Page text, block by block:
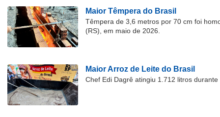
Maior Têmpera do Brasil
Têmpera de 3,6 metros por 70 cm foi
(RS), em maio de 2026.
Maior Arroz de Leite do Brasil
Chef Edi Dagrê atingiu 1.712 litros